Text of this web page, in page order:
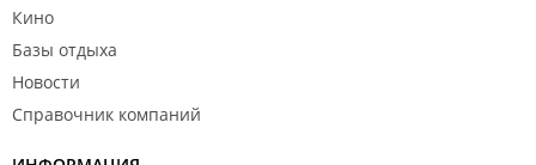
Кино
Базы отдыха
Новости
Справочник компаний